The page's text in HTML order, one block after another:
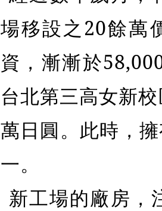
場移設之20餘萬
資，漸漸於
台北第三高女新
萬日圓。此時，
一。
新工場的廠房，